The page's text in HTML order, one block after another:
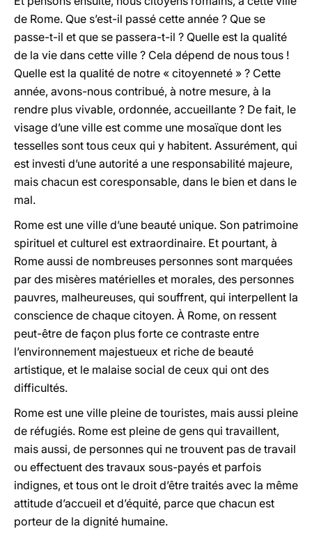
de Rome. Que s’est-il passé cette année ? Que se
passe-t-il et que se passera-t-il ? Quelle est la qualité
de la vie dans cette ville ? Cela dépend de nous tous !
Quelle est la qualité de notre « citoyenneté » ? Cette
année, avons-nous contribué, à notre mesure, à la
rendre plus vivable, ordonnée, accueillante ? De fait, le
visage d’une ville est comme une mosaïque dont les
tesselles sont tous ceux qui y habitent. Assurément, qui
est investi d’une autorité a une responsabilité majeure,
mais chacun est coresponsable, dans le bien et dans le
mal.
Rome est une ville d’une beauté unique. Son patrimoine
spirituel et culturel est extraordinaire. Et pourtant, à
Rome aussi de nombreuses personnes sont marquées
par des misères matérielles et morales, des personnes
pauvres, malheureuses, qui souffrent, qui interpellent la
conscience de chaque citoyen. À Rome, on ressent
peut-être de façon plus forte ce contraste entre
l’environnement majestueux et riche de beauté
artistique, et le malaise social de ceux qui ont des
difficultés.
Rome est une ville pleine de touristes, mais aussi pleine
de réfugiés. Rome est pleine de gens qui travaillent,
mais aussi, de personnes qui ne trouvent pas de travail
ou effectuent des travaux sous-payés et parfois
indignes, et tous ont le droit d’être traités avec la même
attitude d’accueil et d’équité, parce que chacun est
porteur de la dignité humaine.